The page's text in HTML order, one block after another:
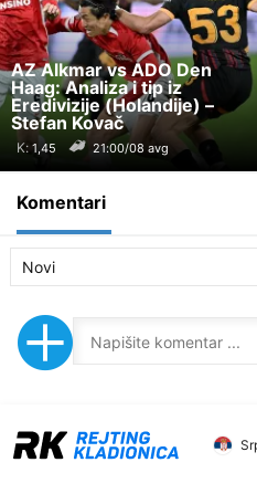
AZ Alkmar vs ADO Den
Haag: Analiza i tip iz
Eredivizije (Holandije) –
Stefan Kovač
K: 21:00/08 avg
Komentari
Novi